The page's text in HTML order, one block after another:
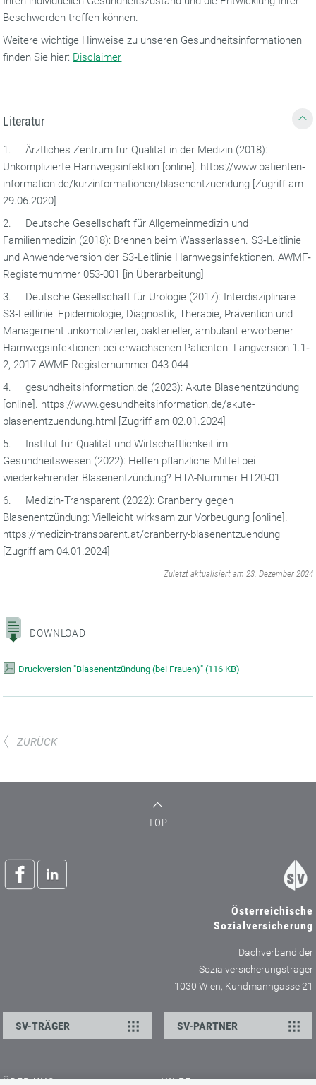
Beschwerden treffen können.
Weitere wichtige Hinweise zu unseren Gesundheitsinformationen
finden Sie hier: Disclaimer
Literatur
1. Ärztliches Zentrum für Qualität in der Medizin (2018):
Unkomplizierte Harnwegsinfektion [online]. https://www.patienten‐
information.de/kurzinformationen/blasenentzuendung [Zugriff am
29.06.2020]
2. Deutsche Gesellschaft für Allgemeinmedizin und
Familienmedizin (2018): Brennen beim Wasserlassen. S3‐Leitlinie
und Anwenderversion der S3‐Leitlinie Harnwegsinfektionen. AWMF‐
Registernummer 053-001 [in Überarbeitung]
3. Deutsche Gesellschaft für Urologie (2017): Interdisziplinäre
S3‐Leitlinie: Epidemiologie, Diagnostik, Therapie, Prävention und
Management unkomplizierter, bakterieller, ambulant erworbener
Harnwegsinfektionen bei erwachsenen Patienten. Langversion 1.1‐
2, 2017 AWMF-Registernummer 043-044
4. gesundheitsinformation.de (2023): Akute Blasenentzündung
[online]. https://www.gesundheitsinformation.de/akute-
blasenentzuendung.html [Zugriff am 02.01.2024]
5. Institut für Qualität und Wirtschaftlichkeit im
Gesundheitswesen (2022): Helfen pflanzliche Mittel bei
wiederkehrender Blasenentzündung? HTA-Nummer HT20-01
6. Medizin‐Transparent (2022): Cranberry gegen
Blasenentzündung: Vielleicht wirksam zur Vorbeugung [online].
https://medizin-transparent.at/cranberry-blasenentzuendung
[Zugriff am 04.01.2024]
Zuletzt aktualisiert am 23. Dezember 2024
DOWNLOAD
Druckversion "Blasenentzündung (bei Frauen)" (116 KB)
ZURÜCK
TOP
Österreichische
Sozialversicherung
Dachverband der
Sozialversicherungsträger
1030 Wien, Kundmanngasse 21
SV-TRÄGER SV-PARTNER
ÜBER UNS HILFE